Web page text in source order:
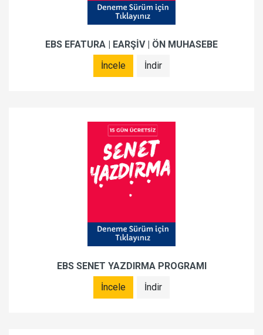
EBS EFATURA | EARŞİV | ÖN MUHASEBE
İncele
İndir
EBS SENET YAZDIRMA PROGRAMI
İncele
İndir